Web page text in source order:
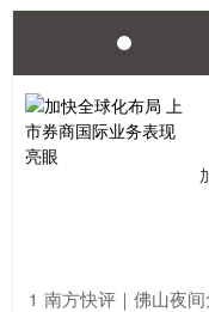
1 南方快评｜佛山夜间